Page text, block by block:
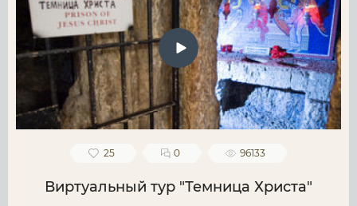
25 0 96133
Виртуальный тур "Темница Христа"